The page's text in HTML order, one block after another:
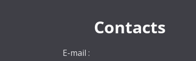
Contacts
E-mail :